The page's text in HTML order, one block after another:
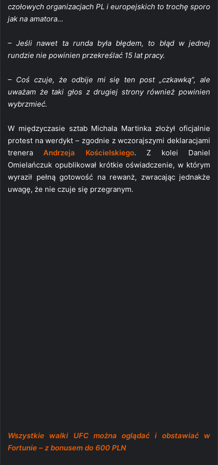
czołowych organizacjach PL i europejskich to trochę sporo
jak na amatora…
– Jeśli nawet ta runda była błędem, to błąd w jednej
rundzie nie powinien przekreślać 15 lat pracy.
– Coś czuje, że odbije mi się ten post „czkawką”, ale
uważam że taki głos z drugiej strony również powinien
wybrzmieć.
W międzyczasie sztab Michala Martinka złożył oficjalnie
protest na werdykt – zgodnie z wczorajszymi deklaracjami
treneraAndrzeja Kościelskiego. Z kolei Daniel
Omielańczuk opublikował krótkie oświadczenie, w którym
wyraził pełną gotowość na rewanż, zwracając jednakże
uwagę, że nie czuje się przegranym.
Wszystkie walki UFC można oglądać i obstawiać w
Fortunie – z bonusem do 600 PLN